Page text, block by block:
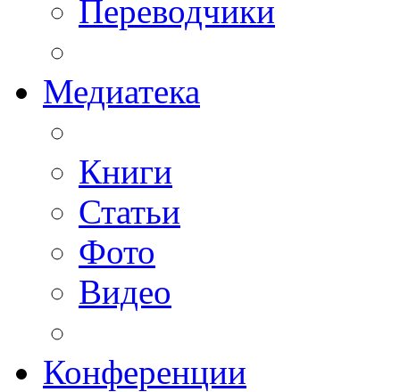
Переводчики
Медиатека
Книги
Статьи
Фото
Видео
Конференции